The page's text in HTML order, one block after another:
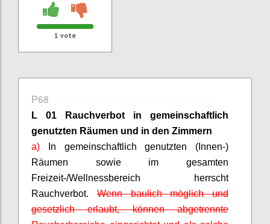
1 vote
P68
L 01 Rauchverbot in gemeinschaftlich
genutzten Räumen und in den Zimmern
a)
In gemeinschaftlich genutzten (Innen-)
Räumen sowie im gesamten
Freizeit-/Wellnessbereich herrscht
Rauchverbot.Wenn baulich möglich und
gesetzlich erlaubt, können abgetrennte